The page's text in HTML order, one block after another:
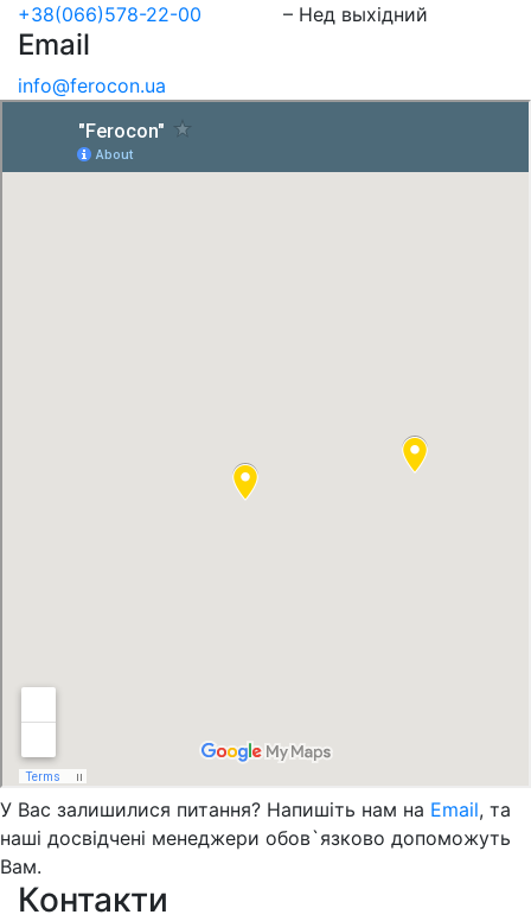
+38(066)578-22-00
– Нед выхідний
Email
info@ferocon.ua
У Вас залишилися питання? Напишіть нам на Email, та
наші досвідчені менеджери обов`язково допоможуть
Вам.
Контакти